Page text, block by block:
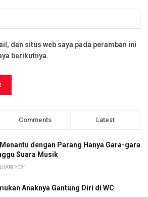
dan situs web saya pada peramban ini
berikutnya.
Comments Latest
dengan Parang Hanya Gara-gara
Suara Musik
2021
Anaknya Gantung Diri di WC